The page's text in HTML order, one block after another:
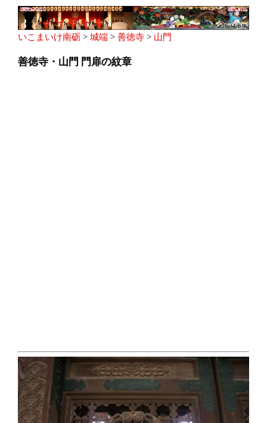
いこまいけ南砺 > 城端 > 善徳寺 > 山門
善徳寺・山門 門扉の紋章